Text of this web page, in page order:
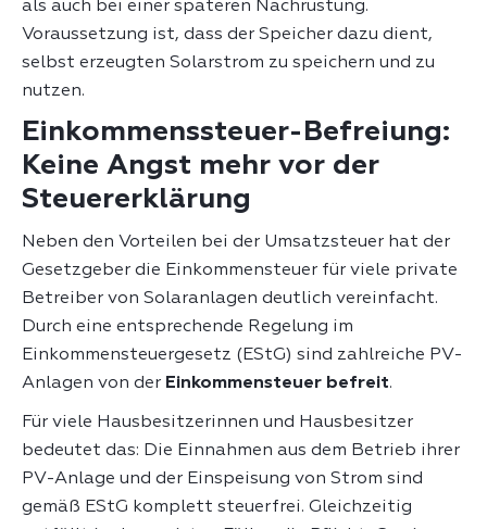
als auch bei einer späteren Nachrüstung.
Voraussetzung ist, dass der Speicher dazu dient,
selbst erzeugten Solarstrom zu speichern und zu
nutzen.
Einkommenssteuer-Befreiung:
Keine Angst mehr vor der
Steuererklärung
Neben den Vorteilen bei der Umsatzsteuer hat der
Gesetzgeber die Einkommensteuer für viele private
Betreiber von Solaranlagen deutlich vereinfacht.
Durch eine entsprechende Regelung im
Einkommensteuergesetz (EStG) sind zahlreiche PV-
Anlagen von der Einkommensteuer befreit.
Für viele Hausbesitzerinnen und Hausbesitzer
bedeutet das: Die Einnahmen aus dem Betrieb ihrer
PV-Anlage und der Einspeisung von Strom sind
gemäß EStG komplett steuerfrei. Gleichzeitig